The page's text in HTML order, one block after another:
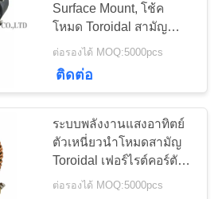
Surface Mount, โช้ค
โหมด Toroidal สามัญ
200uH - 20mH
ต่อรองได้ MOQ:5000pcs
ติดต่อ
ระบบพลังงานแสงอาทิตย์
ตัวเหนี่ยวนำโหมดสามัญ
Toroidal เฟอร์ไรต์คอร์ตัว
เหนี่ยวนำ ISO9001
ต่อรองได้ MOQ:5000pcs